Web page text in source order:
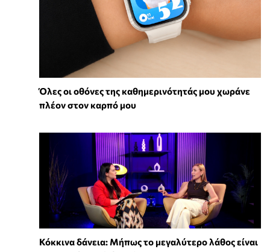
Όλες οι οθόνες της καθημερινότητάς μου χωράνε
πλέον στον καρπό μου
Κόκκινα δάνεια: Μήπως το μεγαλύτερο λάθος είναι